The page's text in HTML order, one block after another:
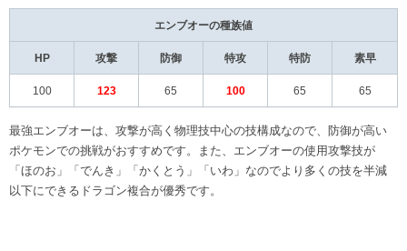
エンブオーの種族値
HP 攻撃 防御 特攻 特防 素早
100 123 65 100 65 65
最強エンブオーは、攻撃が高く物理技中心の技構成なので、防御が高い
ポケモンでの挑戦がおすすめです。また、エンブオーの使用攻撃技が
「ほのお」「でんき」「かくとう」「いわ」なのでより多くの技を半減
以下にできるドラゴン複合が優秀です。